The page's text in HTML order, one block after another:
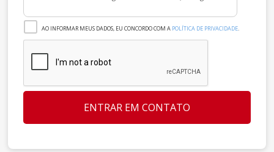
AO INFORMAR MEUS DADOS, EU CONCORDO COM A POLÍTICA DE PRIVACIDADE.
ENTRAR EM CONTATO